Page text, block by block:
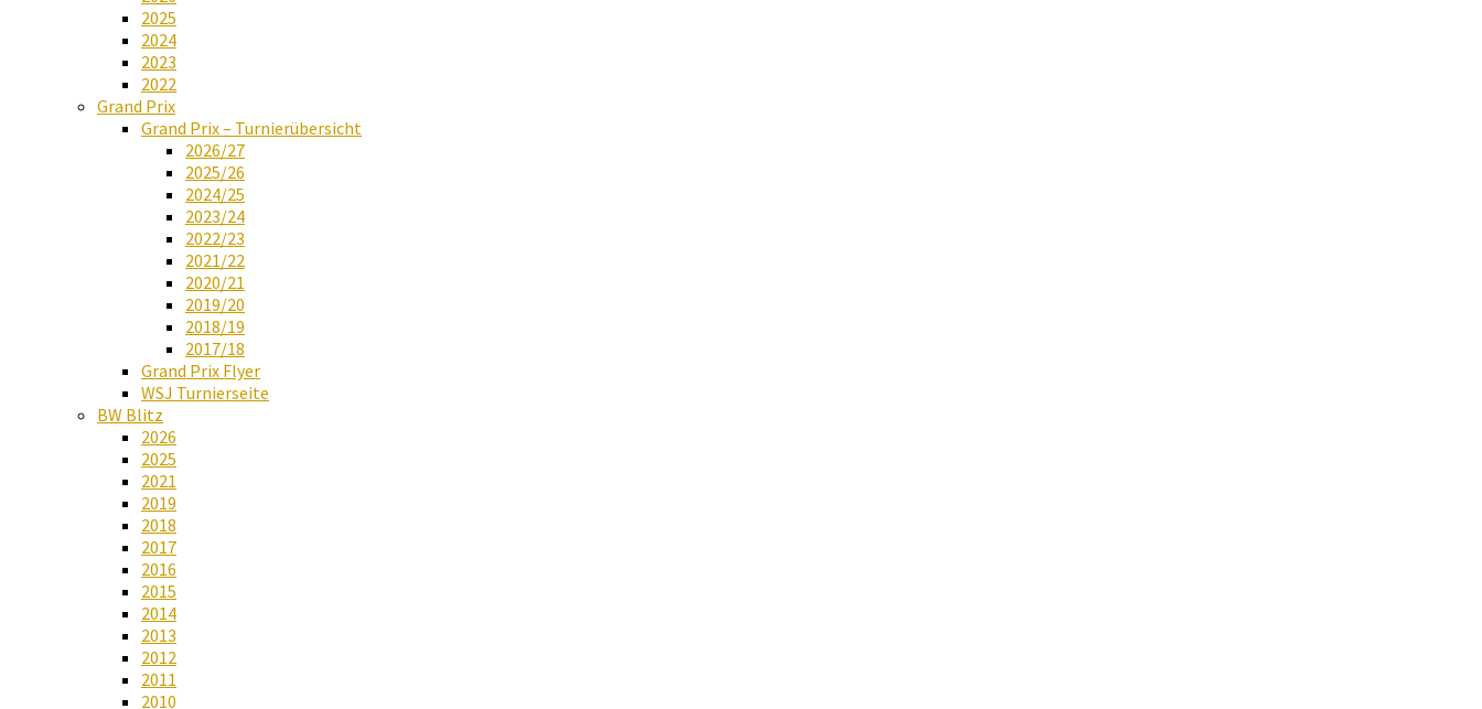
2025
2024
2023
2022
Grand Prix
Grand Prix – Turnierübersicht
2026/27
2025/26
2024/25
2023/24
2022/23
2021/22
2020/21
2019/20
2018/19
2017/18
Grand Prix Flyer
WSJ Turnierseite
BW Blitz
2026
2025
2021
2019
2018
2017
2016
2015
2014
2013
2012
2011
2010